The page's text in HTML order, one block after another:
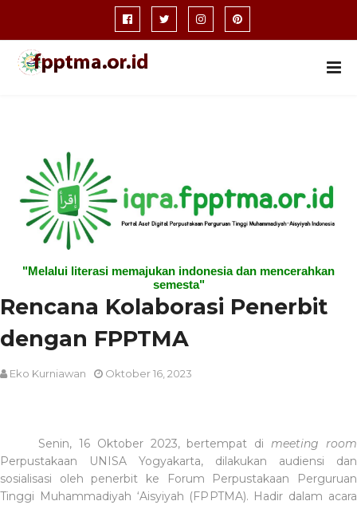
"Melalui literasi memajukan indonesia dan mencerahkan
semesta"
Rencana Kolaborasi Penerbit
dengan FPPTMA
Eko Kurniawan Oktober 16, 2023
Senin, 16 Oktober 2023, bertempat di meeting room
Perpustakaan UNISA Yogyakarta, dilakukan audiensi dan
sosialisasi oleh penerbit ke Forum Perpustakaan Perguruan
Tinggi Muhammadiyah ‘Aisyiyah (FPPTMA). Hadir dalam acara